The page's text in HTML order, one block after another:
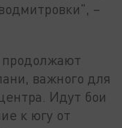
–
продолжают
важного для
Идут бои
к югу от